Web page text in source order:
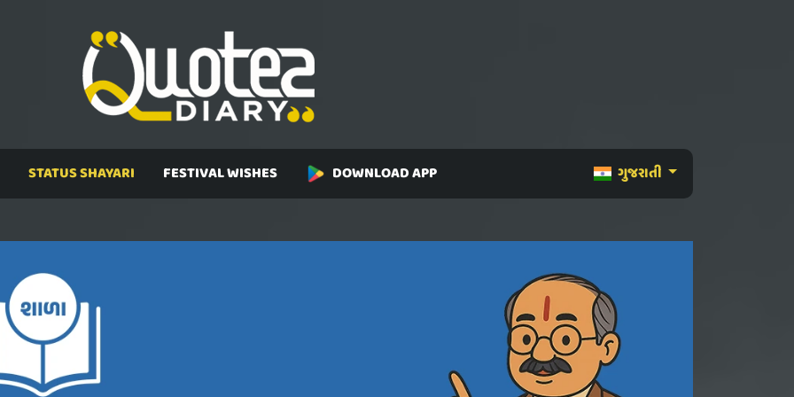
ગુજરાતી
STATUS SHAYARI FESTIVAL WISHES DOWNLOAD APP